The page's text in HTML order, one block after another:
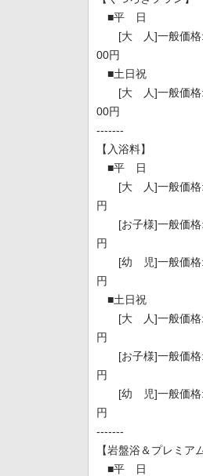
■平 日
[大 人]一般価格
00円
■土日祝
[大 人]一般価格
00円
-------
【入浴料】
■平 日
[大 人]一般価格
円
[お子様]一般価格
円
[幼 児]一般価格
円
■土日祝
[大 人]一般価格
円
[お子様]一般価格
円
[幼 児]一般価格
円
-------
【岩盤浴＆プレミア
■平 日